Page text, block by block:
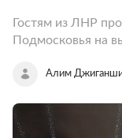
Гостям из ЛНР
Подмосковья на
Алим